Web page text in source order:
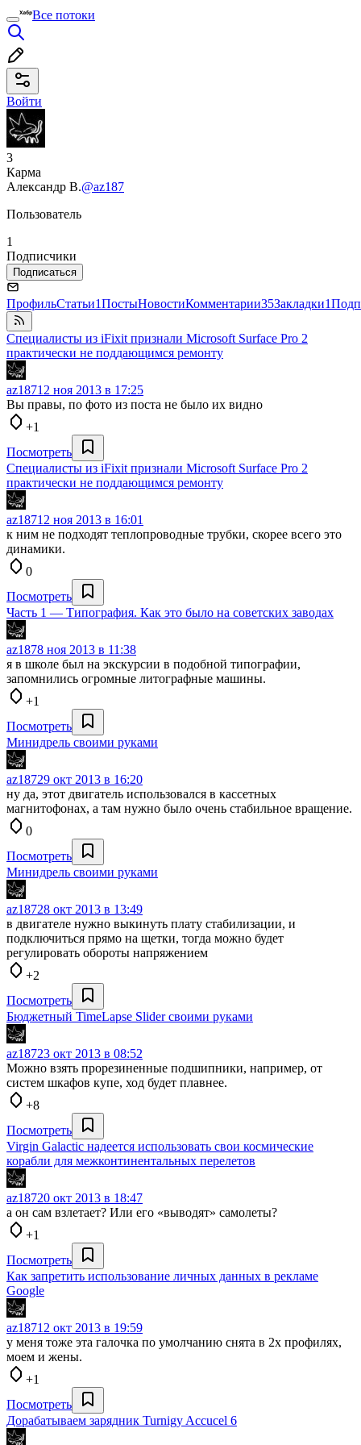
Все потоки
Войти
3
Карма
Александр В.@az187
Пользователь
1
Подписчики
Подписаться
ПрофильСтатьи1ПостыНовостиКомментарии35Закладки1
Специалисты из iFixit признали Microsoft Surface Pro 2
практически не поддающимся ремонту
az18712 ноя 2013 в 17:25
Вы правы, по фото из поста не было их видно
+1
Посмотреть
Специалисты из iFixit признали Microsoft Surface Pro 2
практически не поддающимся ремонту
az18712 ноя 2013 в 16:01
к ним не подходят теплопроводные трубки, скорее всего это
динамики.
0
Посмотреть
Часть 1 — Типография. Как это было на советских заводах
az1878 ноя 2013 в 11:38
я в школе был на экскурсии в подобной типографии,
запомнились огромные литографные машины.
+1
Посмотреть
Минидрель своими руками
az18729 окт 2013 в 16:20
ну да, этот двигатель использовался в кассетных
магнитофонах, а там нужно было очень стабильное вращение.
0
Посмотреть
Минидрель своими руками
az18728 окт 2013 в 13:49
в двигателе нужно выкинуть плату стабилизации, и
подключиться прямо на щетки, тогда можно будет
регулировать обороты напряжением
+2
Посмотреть
Бюджетный TimeLapse Slider своими руками
az18723 окт 2013 в 08:52
Можно взять прорезиненные подшипники, например, от
систем шкафов купе, ход будет плавнее.
+8
Посмотреть
Virgin Galactic надеется использовать свои космические
корабли для межконтинентальных перелетов
az18720 окт 2013 в 18:47
а он сам взлетает? Или его «выводят» самолеты?
+1
Посмотреть
Как запретить использование личных данных в рекламе
Google
az18712 окт 2013 в 19:59
у меня тоже эта галочка по умолчанию снята в 2х профилях,
моем и жены.
+1
Посмотреть
Дорабатываем зарядник Turnigy Accucel 6